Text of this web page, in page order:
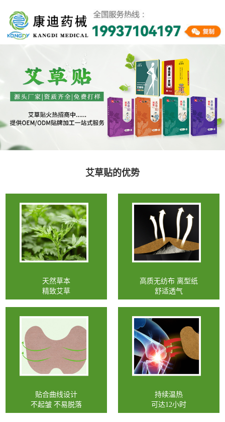
艾草贴的优势
天然草本
精致艾草
高质无纺布 离型纸
舒适透气
贴合曲线设计
不起皱 不易脱落
持续温热
可达12小时